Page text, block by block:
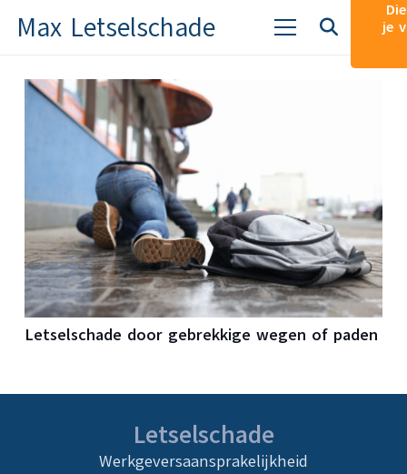
Max Letselschade
je
Letselschade door gebrekkige wegen of paden
Letselschade
Werkgeversaansprakelijkheid